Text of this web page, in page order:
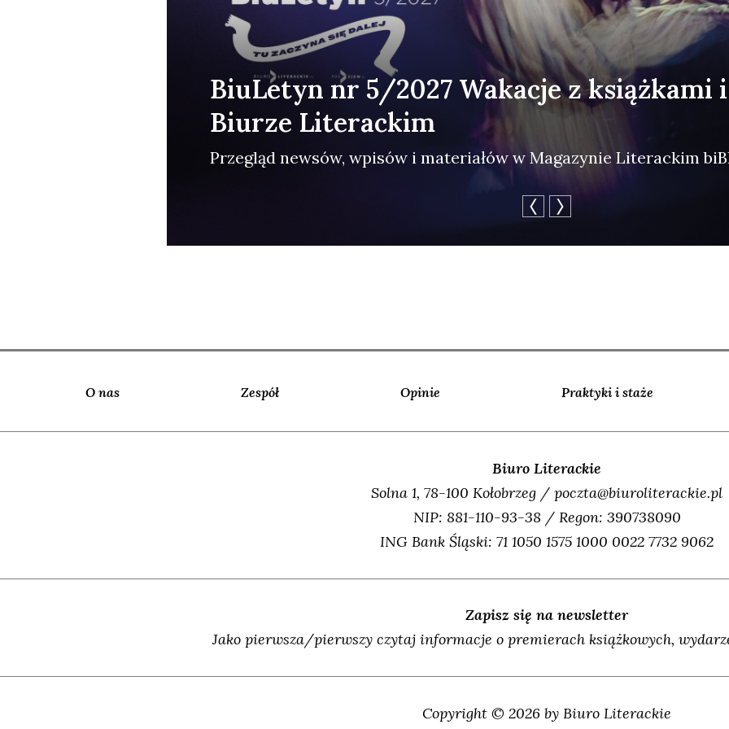
BiuLetyn nr 5/2027 Wakacje z książkami
Biurze Literackim
Prze­gląd new­sów, wpi­sów i mate­ria­łów w Maga­zy­nie Lite­rac­kim
O nas Zespół Opinie Praktyki i staże
Biuro Literackie
Solna 1, 78-100 Kołobrzeg / poczta@biuroliterackie.pl
NIP: 881-110-93-38 / Regon: 390738090
ING Bank Śląski: 71 1050 1575 1000 0022 7732 9062
Zapisz się na newsletter
Jako pierwsza/pierwszy czytaj informacje o premierach książkowych,
Copyright © 2026 by Biuro Literackie